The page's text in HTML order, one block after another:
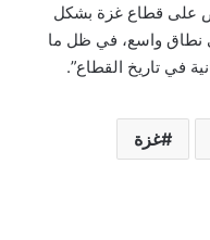
على قطاع غزة بشكل
نطاق واسع، في ظل ما
في تاريخ القطاع”.
غزة